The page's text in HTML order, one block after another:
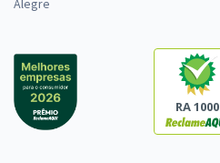
Alegre
RA 1000